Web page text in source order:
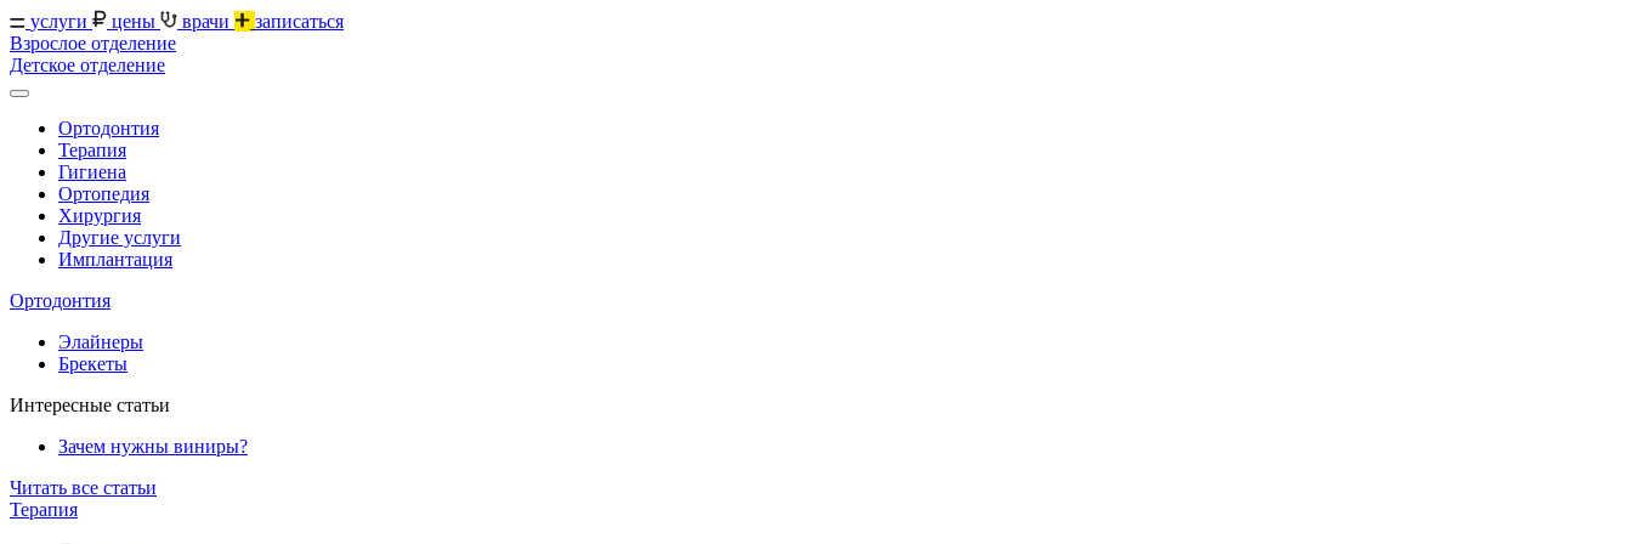
услуги цены врачи
записаться
Взрослое отделение
Детское отделение
Ортодонтия
Терапия
Гигиена
Ортопедия
Хирургия
Другие услуги
Имплантация
Ортодонтия
Элайнеры
Брекеты
Интересные статьи
Зачем нужны виниры?
Читать все статьи
Терапия